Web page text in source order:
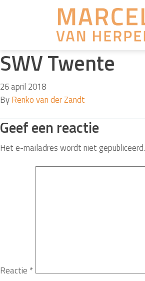
SWV Twente
26 april 2018
ByRenko van der Zandt
Geef een reactie
Het e-mailadres wordt niet gepubliceerd.
Reactie *